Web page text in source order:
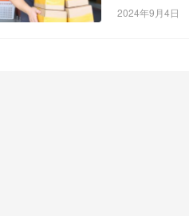
2024年9月4日